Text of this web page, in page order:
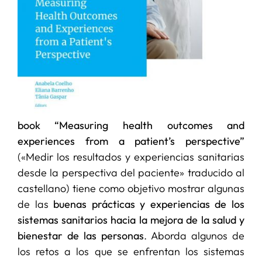
book “Measuring health outcomes and
experiences from a patient’s perspective”
(«Medir los resultados y experiencias sanitarias
desde la perspectiva del paciente» traducido al
castellano) tiene como objetivo mostrar algunas
de las buenas prácticas y experiencias de los
sistemas sanitarios hacia la mejora de la salud y
bienestar de las personas. Aborda algunos de
los retos a los que se enfrentan los sistemas